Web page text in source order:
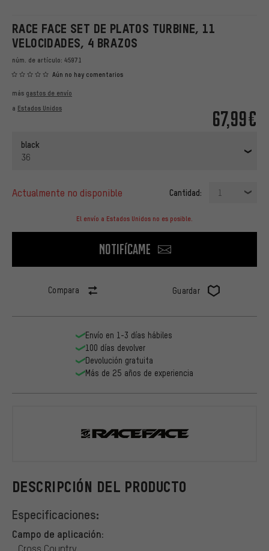
RACE FACE SET DE PLATOS TURBINE, 11
VELOCIDADES, 4 BRAZOS
núm. de artículo: 45971
Aún no hay comentarios
67,99€
más gastos de envío
a Estados Unidos
black
36
actualmente no disponible Cantidad: 1
El envío a Estados Unidos no es posible.
Notifícame
Compara Guardar
DESCRIPCIÓN DEL PRODUCTO
Especificaciones:
Campo de aplicación:
Cross Country
Envío en 1-3 días hábiles
100 días devolver
Devolución gratuita
Más de 25 años de experiencia
Race Face